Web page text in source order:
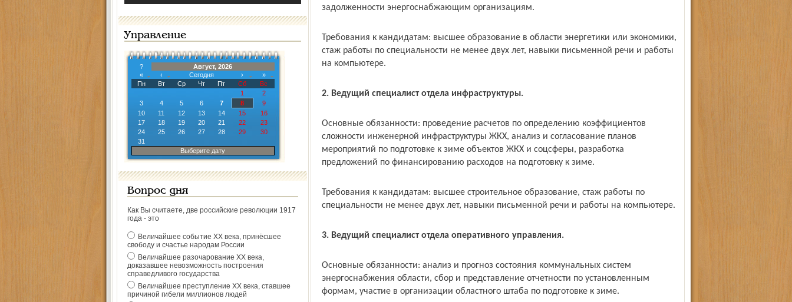
Управление
?
Август, 2026
«
‹ Сегодня ›
»
Пн
Вт Ср Чт Пт Сб
Вс
1
2
3
4 5 6 7 8
9
10
11 12 13 14 15
16
17
18 19 20 21 22
23
24
25 26 27 28 29
30
31
Выберите дату
Вопрос дня
Как Вы считаете, две российские революции 1917
года - это
Величайшее событие ХХ века, принёсшее
свободу и счастье народам России
Величайшее разочарование ХХ века,
доказавшее невозможность построения
справедливого государства
Величайшее преступление ХХ века, ставшее
причиной гибели миллионов людей
задолженности энергоснабжающим организациям.
Требования к кандидатам: высшее образование в области энергетики или экономики,
стаж работы по специальности не менее двух лет, навыки письменной речи и работы
на компьютере.
2. Ведущий специалист отдела инфраструктуры.
Основные обязанности: проведение расчетов по определению коэффициентов
сложности инженерной инфраструктуры ЖКХ, анализ и согласование планов
мероприятий по подготовке к зиме объектов ЖКХ и соцсферы, разработка
предложений по финансированию расходов на подготовку к зиме.
Требования к кандидатам: высшее строительное образование, стаж работы по
специальности не менее двух лет, навыки письменной речи и работы на компьютере.
3. Ведущий специалист отдела оперативного управления.
Основные обязанности: анализ и прогноз состояния коммунальных систем
энергоснабжения области, сбор и представление отчетности по установленным
формам, участие в организации областного штаба по подготовке к зиме.